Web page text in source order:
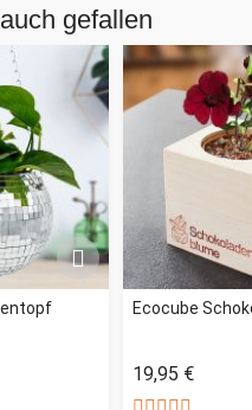
gefallen
Ecocube
19,95 €